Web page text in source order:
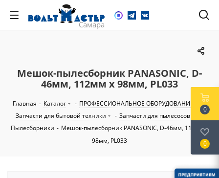
Мешок-пылесборник PANASONIC, D-
46мм, 112мм x 98мм, PL033
Главная - Каталог - ПРОФЕССИОНАЛЬНОЕ ОБОРУДОВАНИЕ
-
Запчасти для бытовой техники
- Запчасти для пылесосов
Пылесборники - Мешок-пылесборник PANASONIC, D-46мм, 112мм x
98мм, PL033
0
0